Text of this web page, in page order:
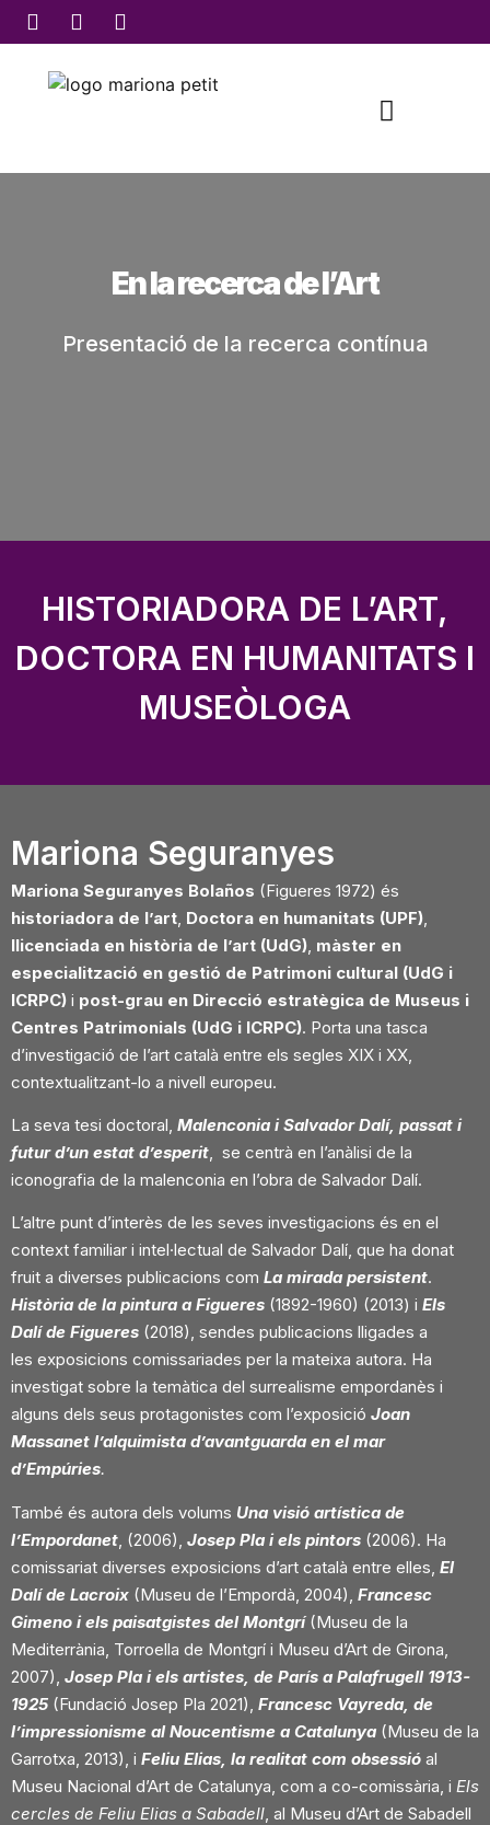
En la recerca de l’Art
Presentació de la recerca contínua
HISTORIADORA DE L’ART,
DOCTORA EN HUMANITATS I
MUSEÒLOGA
Mariona Seguranyes
Mariona Seguranyes Bolaños (Figueres 1972) és
historiadora de l’art Doctora en humanitats (UPF)
llicenciada en història de l’art (UdG) màster en
especialització en gestió de Patrimoni cultural (UdG i
ICRPC) i post-grau en Direcció estratègica de Museus i
Centres Patrimonials (UdG i ICRPC). Porta una tasca
d’investigació de l’art català entre els segles XIX i XX,
contextualitzant-lo a nivell europeu.
La seva tesi doctoral, Malenconia i Salvador Dalí, passat i
futur d’un estat d’esperit, se centrà en l’anàlisi de la
iconografia de la malenconia en l’obra de Salvador Dalí.
L’altre punt d’interès de les seves investigacions és en el
context familiar i intel·lectual de Salvador Dalí, que ha donat
fruit a diverses publicacions com La mirada persistent.
Història de la pintura a Figueres (1892-1960) (2013) i Els
Dalí de Figueres (2018), sendes publicacions lligades a
les exposicions comissariades per la mateixa autora. Ha
investigat sobre la temàtica del surrealisme empordanès i
alguns dels seus protagonistes com l’exposició Joan
Massanet l’alquimista d’avantguarda en el mar
d’Empúries.
També és autora dels volums Una visió artística de
l’Empordanet , (2006), Josep Pla i els pintors (2006). Ha
comissariat diverses exposicions d’art català entre elles, El
Dalí de Lacroix (Museu de l’Empordà, 2004), Francesc
Gimeno i els paisatgistes del Montgrí(Museu de la
Mediterrània, Torroella de Montgrí i Museu d’Art de Girona,
2007), Josep Pla i els artistes, de París a Palafrugell 1913-
1925 (Fundació Josep Pla 2021), Francesc Vayreda, de
l’impressionisme al Noucentisme a Catalunya (Museu de la
Garrotxa, 2013), i Feliu Elias, la realitat com obsessió al
Museu Nacional d’Art de Catalunya, com a co-comissària, i Els
cercles de Feliu Elias a Sabadell , al Museu d’Art de Sabadell